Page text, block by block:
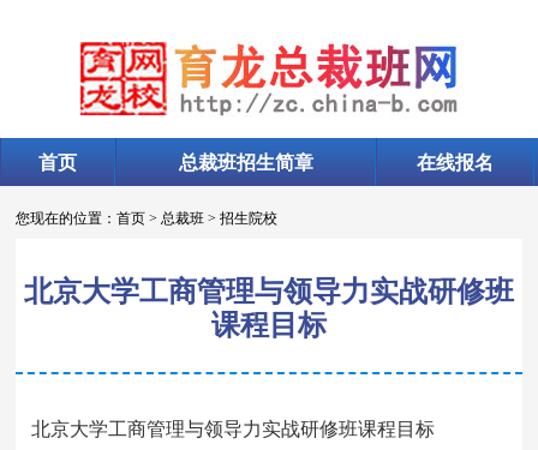
首页 总裁班招生简章 在线报名
您现在的位置：首页 >总裁班 >招生院校
北京大学工商管理与领导力实战研修班
课程目标
北京大学工商管理与领导力实战研修班课程目标